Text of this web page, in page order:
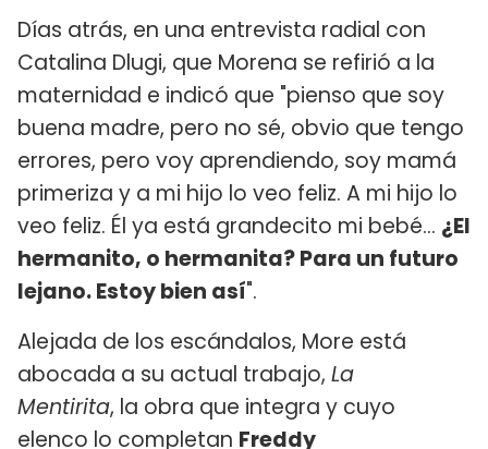
Días atrás, en una entrevista radial con
Catalina Dlugi, que Morena se refirió a la
maternidad e indicó que "pienso que soy
buena madre, pero no sé, obvio que tengo
errores, pero voy aprendiendo, soy mamá
primeriza y a mi hijo lo veo feliz. A mi hijo lo
veo feliz. Él ya está grandecito mi bebé... ¿El
hermanito, o hermanita? Para un futuro
lejano. Estoy bien así".
Alejada de los escándalos, More está
abocada a su actual trabajo, La
Mentirita, la obra que integra y cuyo
elenco lo completan Freddy